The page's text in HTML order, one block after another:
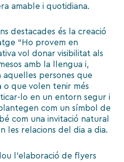
amable i quotidiana.
destacades és la creació
“Ho provem en
vol donar visibilitat als
amb la llengua i,
persones que
o que volen tenir més
lo en un entorn segur i
com un símbol de
com una invitació natural
les relacions del dia a dia.
l’elaboració de flyers